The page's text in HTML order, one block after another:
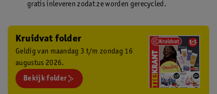
gratis inleveren zodat ze worden gerecycled.
Kruidvat folder
Geldig van maandag 3 t/m zondag 16
augustus 2026.
Bekijk folder